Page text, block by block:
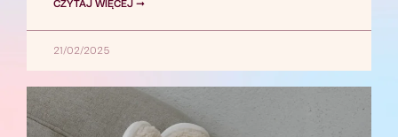
CZYTAJ WIĘCEJ ➞
21/02/2025